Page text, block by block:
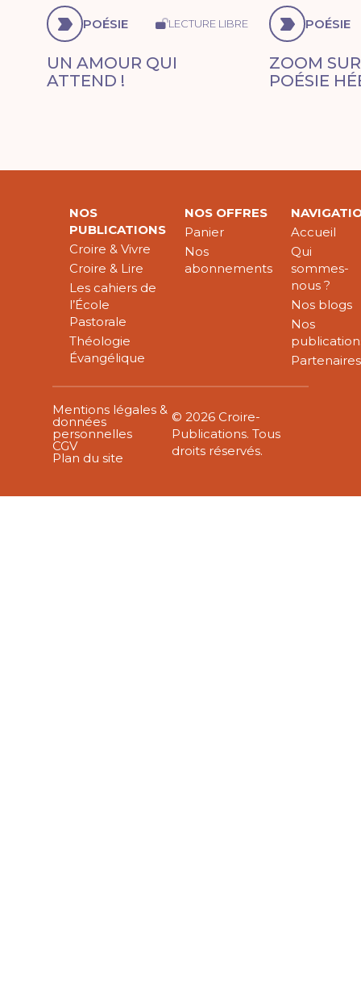
POÉSIE LECTURE LIBRE
UN AMOUR QUI
ATTEND !
POÉSIE
ZOOM
POÉSIE
NOS
PUBLICATIONS
Croire & Vivre
Croire & Lire
Les cahiers de
l’École
Pastorale
Théologie
Évangélique
NOS OFFRES
Panier
Nos
abonnements
Accueil
Qui
sommes-
nous ?
Nos blogs
Nos
Partenaires
Mentions légales &
données
personnelles
CGV
Plan du site
© 2026 Croire-
Publications. Tous
droits réservés.